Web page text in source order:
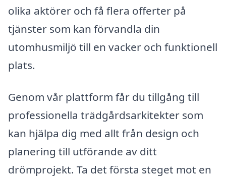
olika aktörer och få flera offerter på
tjänster som kan förvandla din
utomhusmiljö till en vacker och funktionell
plats.
Genom vår plattform får du tillgång till
professionella trädgårdsarkitekter som
kan hjälpa dig med allt från design och
planering till utförande av ditt
drömprojekt. Ta det första steget mot en